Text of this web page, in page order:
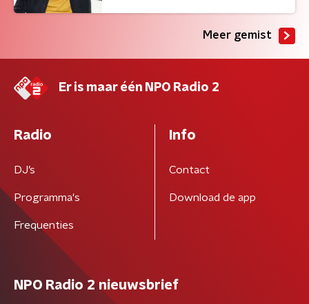
Meer gemist
Er is maar één NPO Radio 2
Radio
DJ’s
Programma's
Frequenties
Info
Contact
Download de app
NPO Radio 2 nieuwsbrief